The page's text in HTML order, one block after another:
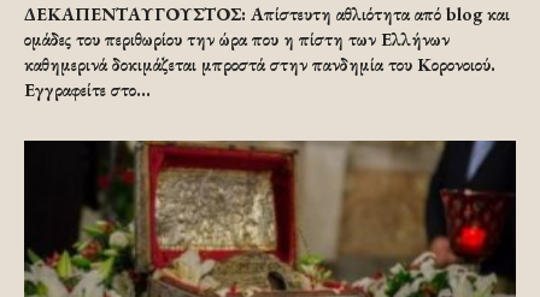
ΔΕΚΑΠΕΝΤΑΥΓΟΥΣΤΟΣ: Απίστευτη αθλιότητα από blog και
ομάδες του περιθωρίου την ώρα που η πίστη των Ελλήνων
καθημερινά δοκιμάζεται μπροστά στην πανδημία του Κορονοιού.
Εγγραφείτε στο...